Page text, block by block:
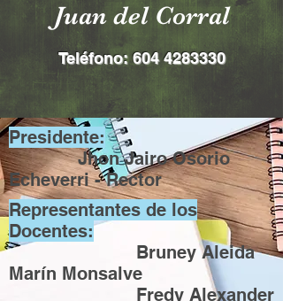
Juan del Corral
Teléfono:604 4283330
Presidente:
Jhon Jairo Osorio
Echeverri - Rector
Representantes de los
Docentes:
Bruney Aleida
Marín Monsalve
Fredy Alexander